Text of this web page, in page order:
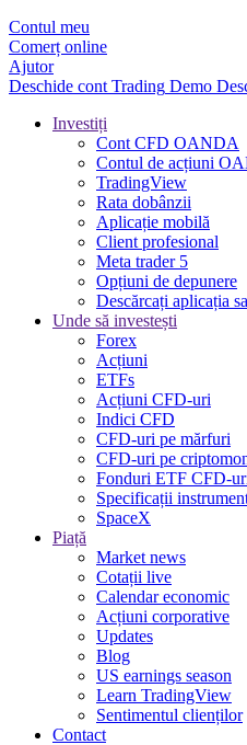
Contul meu
Comerț online
Ajutor
Deschide cont Trading Demo
Investiți
Cont CFD OANDA
Contul de acțiuni
TradingView
Rata dobânzii
Aplicație mobilă
Client profesional
Meta trader 5
Opțiuni de depunere
Descărcați aplicația
Unde să investești
Forex
Acțiuni
ETFs
Acțiuni CFD-uri
Indici CFD
CFD-uri pe mărfuri
CFD-uri pe
Fonduri ETF CFD-
Specificații
SpaceX
Piață
Market news
Cotații live
Calendar economic
Acțiuni corporative
Updates
Blog
US earnings season
Learn TradingView
Sentimentul clienților
Contact